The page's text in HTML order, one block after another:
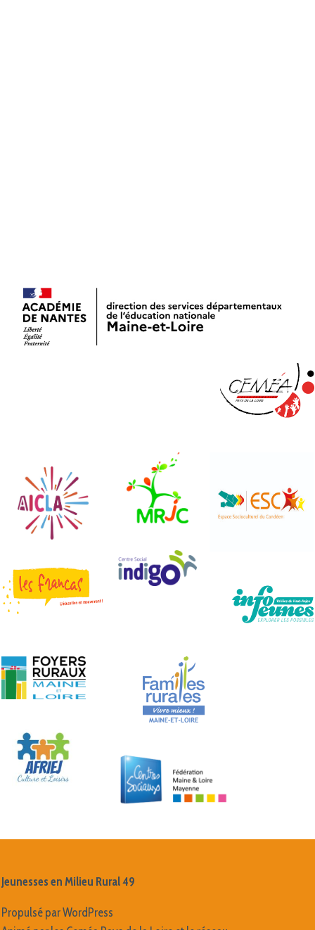
Jeunesses en Milieu Rural 49
Propulsé par WordPress